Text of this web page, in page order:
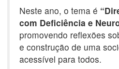
Neste ano, o tema é
com Deficiência e
promovendo reflexões
e construção de uma
acessível para todos.